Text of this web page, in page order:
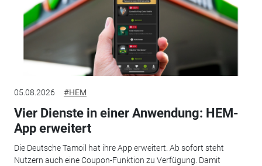
05.08.2026 #HEM
Vier Dienste in einer Anwendung: HEM-
App erweitert
Die Deutsche Tamoil hat ihre App erweitert. Ab sofort steht
Nutzern auch eine Coupon-Funktion zu Verfügung. Damit